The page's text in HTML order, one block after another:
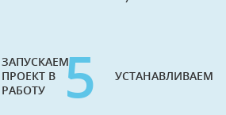
ЗАПУСКАЕМ
ПРОЕКТ В
РАБОТУ
5 УСТАНАВЛИВАЕМ